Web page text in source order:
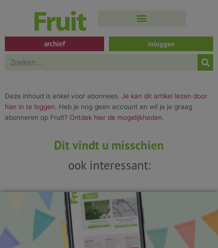
inhoud
archief inloggen
Search
Deze inhoud is enkel voor abonnees. Je kan dit artikel lezen door
hier in te loggen. Heb je nog geen account en wil je je graag
abonneren op Fruit? Ontdek hier de mogelijkheden.
Dit vindt u misschien
ook interessant: